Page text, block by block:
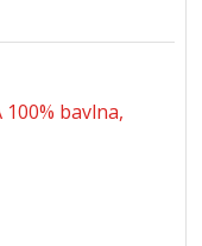
100% bavlna,